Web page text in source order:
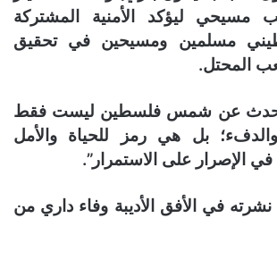
مسيحي ليؤكد الأمنية المشتركة
مسلمين ومسيحين في تحقيق
المحتل.
عن شمس فلسطين ليست فقط
بل هي رمز للحياة والأمل
الإصرار على الاستمرار”.
نشرته في الأفق الأديبة وفاء داري من